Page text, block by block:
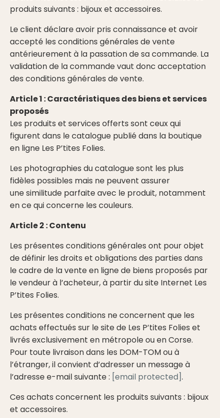
produits suivants : bijoux et accessoires.
Le client déclare avoir pris connaissance et avoir
accepté les conditions générales de vente
antérieurement à la passation de sa commande. La
validation de la commande vaut donc acceptation
des conditions générales de vente.
Article 1 : Caractéristiques des biens et services
proposés
Les produits et services offerts sont ceux qui
figurent dans le catalogue publié dans la boutique
en ligne Les P’tites Folies.
Les photographies du catalogue sont les plus
fidèles possibles mais ne peuvent assurer
une similitude parfaite avec le produit, notamment
en ce qui concerne les couleurs.
Article 2 : Contenu
Les présentes conditions générales ont pour objet
de définir les droits et obligations des parties dans
le cadre de la vente en ligne de biens proposés par
le vendeur à l’acheteur, à partir du site Internet Les
P’tites Folies.
Les présentes conditions ne concernent que les
achats effectués sur le site de Les P’tites Folies et
livrés exclusivement en métropole ou en Corse.
Pour toute livraison dans les DOM-TOM ou à
l’étranger, il convient d’adresser un message à
l’adresse e-mail suivante : [email protected].
Ces achats concernent les produits suivants : bijoux
et accessoires.